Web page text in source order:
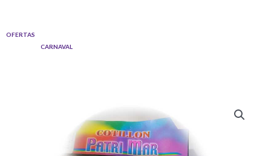
contenido
OFERTAS
CARNAVAL